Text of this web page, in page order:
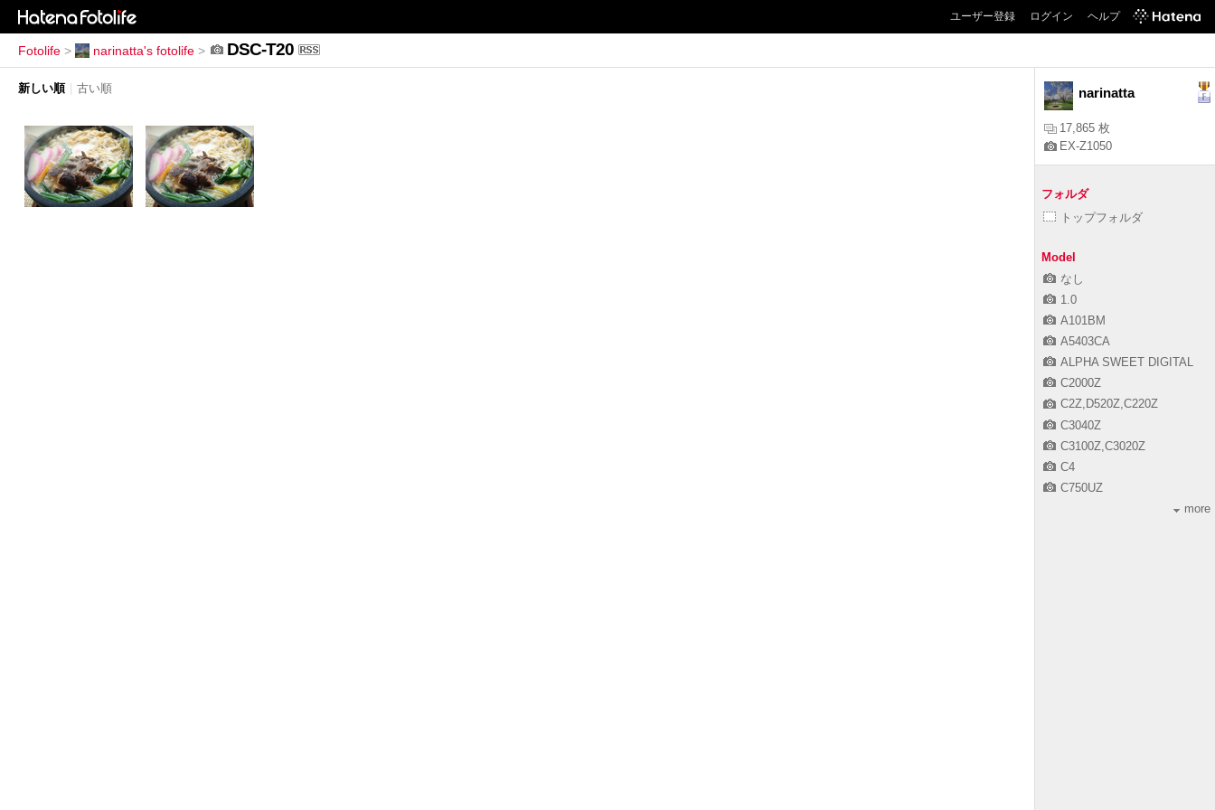
ユーザー登録 ログイン ヘルプ
Fotolife > narinatta's fotolife > DSC-T20
新しい順 | 古い順 narinatta
17,865 枚
EX-Z1050
フォルダ
トップフォルダ
Model
なし
1.0
A101BM
A5403CA
ALPHA SWEET DIGITAL
C2000Z
C2Z,D520Z,C220Z
C3040Z
C3100Z,C3020Z
C4
C750UZ
more